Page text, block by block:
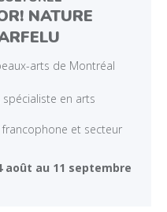
NATURE
arts de Montréal
spécialiste en arts
francophone et secteur
août au 11 septembre